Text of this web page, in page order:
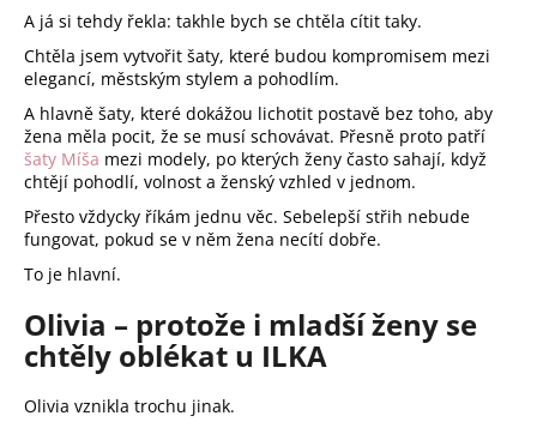
A já si tehdy řekla: takhle bych se chtěla cítit taky.
Chtěla jsem vytvořit šaty, které budou kompromisem mezi
elegancí, městským stylem a pohodlím.
A hlavně šaty, které dokážou lichotit postavě bez toho, aby
žena měla pocit, že se musí schovávat. Přesně proto patří
šaty Míša mezi modely, po kterých ženy často sahají, když
chtějí pohodlí, volnost a ženský vzhled v jednom.
Přesto vždycky říkám jednu věc. Sebelepší střih nebude
fungovat, pokud se v něm žena necítí dobře.
To je hlavní.
Olivia – protože i mladší ženy se
chtěly oblékat u ILKA
Olivia vznikla trochu jinak.